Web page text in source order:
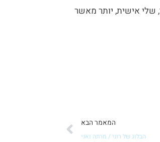
שלי אישית, יותר מאשר
המאמר הבא
הבלוג של רוני / מרתה ואני